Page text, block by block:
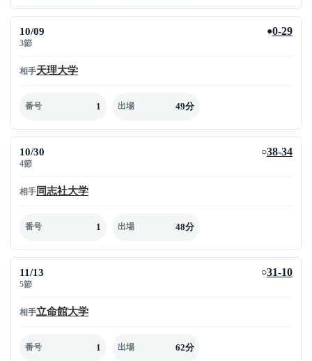
10/09
3節
●0-29
相手天理大学
番号 1 出場 49分
10/30
4節
○38-34
相手 同志社大学
番号 1 出場 48分
11/13
5節
○31-10
相手立命館大学
番号 1 出場 62分